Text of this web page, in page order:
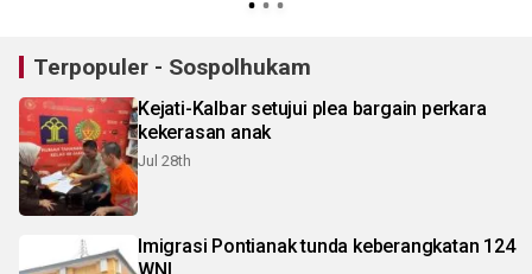
Terpopuler - Sospolhukam
Kejati-Kalbar setujui plea bargain perkara
kekerasan anak
Jul 28th
Imigrasi Pontianak tunda keberangkatan 124